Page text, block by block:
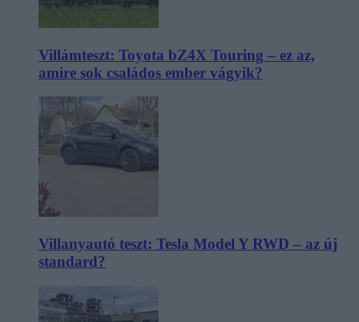
Villámteszt: Toyota bZ4X Touring – ez az,
amire sok családos ember vágyik?
Villanyautó teszt: Tesla Model Y RWD – az új
standard?